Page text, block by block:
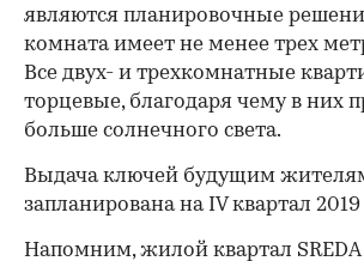
являются планировочные
комната имеет не менее трех
Все двух- и трехкомнатные
торцевые, благодаря чему в них
больше солнечного света.
Выдача ключей будущим
запланирована на IV квартал 2019
Напомним, жилой квартал